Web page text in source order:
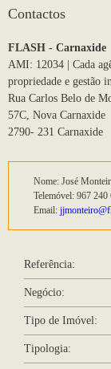
Contactos
FLASH - Carnaxide
AMI: 12034 | Cada
propriedade e gestão
Rua Carlos Belo de
57C, Nova Carnaxide
2790- 231 Carnaxide
Nome: José
Telemóvel: 967 240
Email:
Referência:
Negócio:
Tipo de Imóvel:
Tipologia: